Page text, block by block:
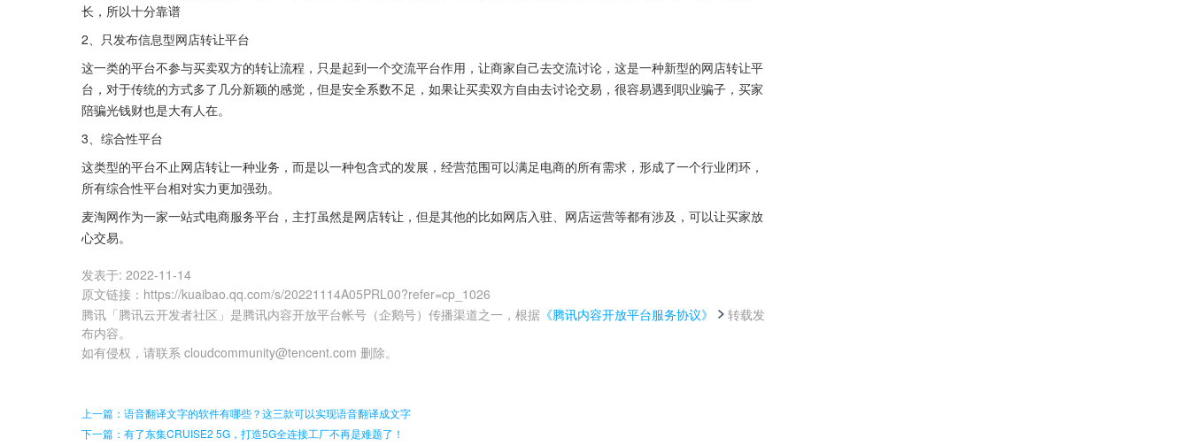
长，所以十分靠谱
2、只发布信息型网店转让平台
这一类的平台不参与买卖双方的转让流程，只是起到一个交流平台作用，让商家自己去交流讨论，这是一种新型的网店转让平
台，对于传统的方式多了几分新颖的感觉，但是安全系数不足，如果让买卖双方自由去讨论交易，很容易遇到职业骗子，买家
陪骗光钱财也是大有人在。
3、综合性平台
这类型的平台不止网店转让一种业务，而是以一种包含式的发展，经营范围可以满足电商的所有需求，形成了一个行业闭环，
所有综合性平台相对实力更加强劲。
麦淘网作为一家一站式电商服务平台，主打虽然是网店转让，但是其他的比如网店入驻、网店运营等都有涉及，可以让买家放
心交易。
发表于: 2022-11-14
原文链接 ： https://kuaibao.qq.com/s/20221114A05PRL00?refer=cp_1026
腾讯「腾讯云开发者社区」是腾讯内容开放平台帐号（企鹅号）传播渠道之一，根据 《腾讯内容开放平台服务协议》
转载发
布内容。
如有侵权，请联系 cloudcommunity@tencent.com 删除。
上一篇：语音翻译文字的软件有哪些？这三款可以实现语音翻译成文字
下一篇：有了东集CRUISE2 5G，打造5G全连接工厂不再是难题了！